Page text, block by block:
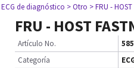
de diagnóstico > Otro > FRU -
FRU - HOST
Artículo No.
Categoría